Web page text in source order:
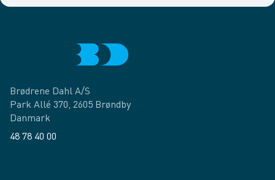
Brødrene Dahl A/S
Park Allé 370, 2605 Brøndby
Danmark
48 78 40 00